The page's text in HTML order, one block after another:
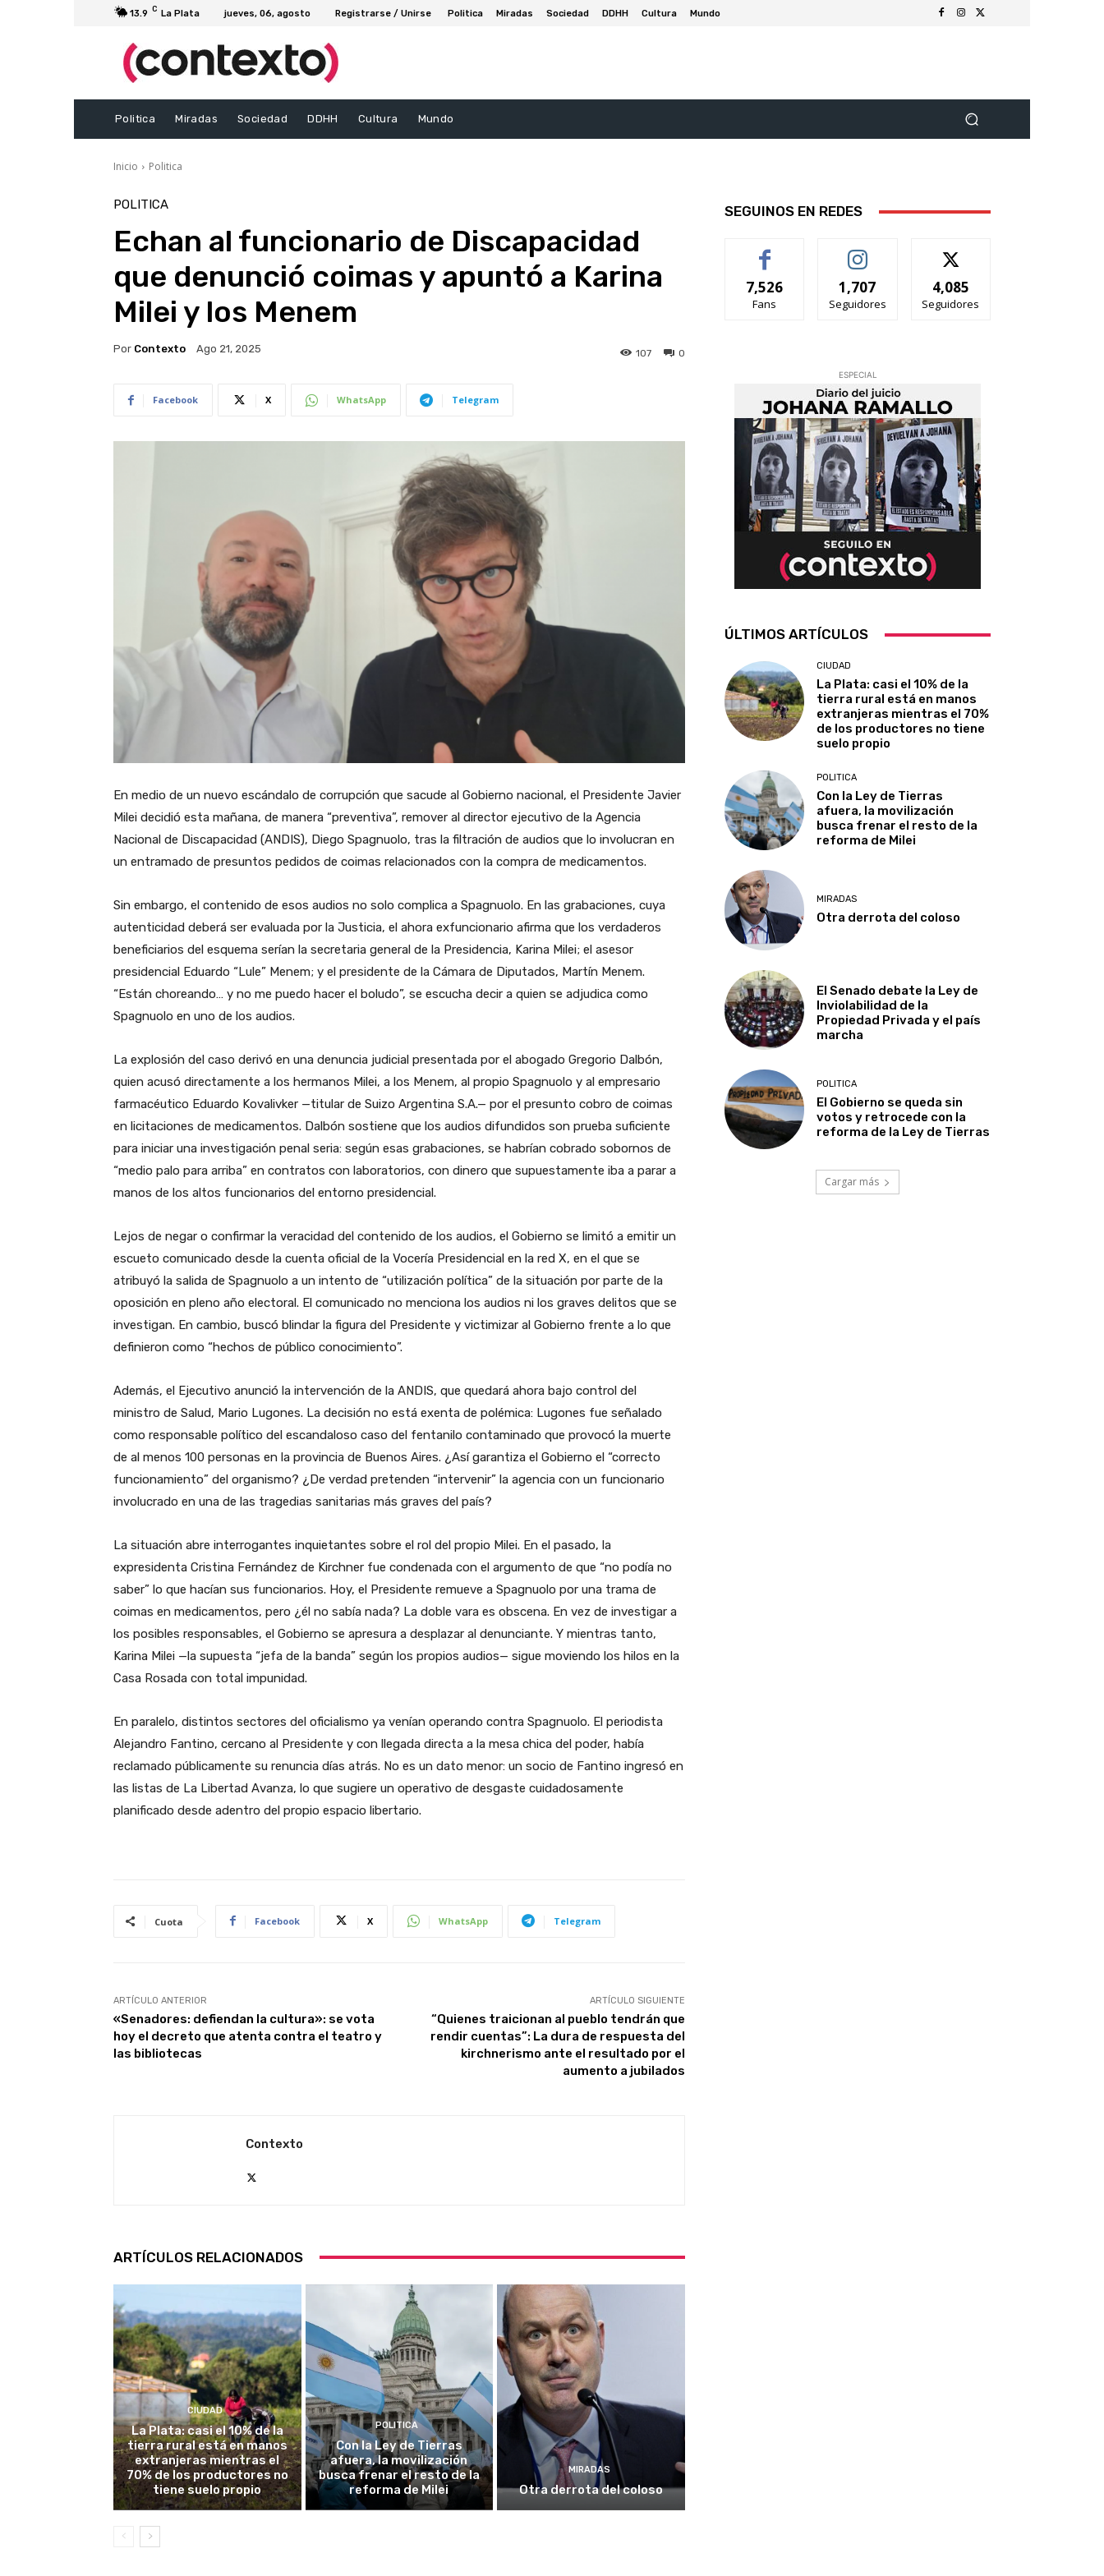
13.9 C La Plata jueves, 06, agosto Registrarse / Unirse Politica Miradas Sociedad DDHH Cultura Mundo
Politica Miradas Sociedad DDHH Cultura Mundo
Inicio Politica
POLITICA
Echan al funcionario de Discapacidad
que denunció coimas y apuntó a Karina
Milei y los Menem
Por Contexto Ago 21, 2025 0
107
Facebook X WhatsApp Telegram
En medio de un nuevo escándalo de corrupción que sacude al Gobierno nacional, el Presidente Javier
Milei decidió esta mañana, de manera “preventiva”, remover al director ejecutivo de la Agencia
Nacional de Discapacidad (ANDIS), Diego Spagnuolo, tras la filtración de audios que lo involucran en
un entramado de presuntos pedidos de coimas relacionados con la compra de medicamentos.
Sin embargo, el contenido de esos audios no solo complica a Spagnuolo. En las grabaciones, cuya
autenticidad deberá ser evaluada por la Justicia, el ahora exfuncionario afirma que los verdaderos
beneficiarios del esquema serían la secretaria general de la Presidencia, Karina Milei; el asesor
presidencial Eduardo “Lule” Menem; y el presidente de la Cámara de Diputados, Martín Menem.
“Están choreando… y no me puedo hacer el boludo”, se escucha decir a quien se adjudica como
Spagnuolo en uno de los audios.
La explosión del caso derivó en una denuncia judicial presentada por el abogado Gregorio Dalbón,
quien acusó directamente a los hermanos Milei, a los Menem, al propio Spagnuolo y al empresario
farmacéutico Eduardo Kovalivker —titular de Suizo Argentina S.A.— por el presunto cobro de coimas
en licitaciones de medicamentos. Dalbón sostiene que los audios difundidos son prueba suficiente
para iniciar una investigación penal seria: según esas grabaciones, se habrían cobrado sobornos de
“medio palo para arriba” en contratos con laboratorios, con dinero que supuestamente iba a parar a
manos de los altos funcionarios del entorno presidencial.
Lejos de negar o confirmar la veracidad del contenido de los audios, el Gobierno se limitó a emitir un
escueto comunicado desde la cuenta oficial de la Vocería Presidencial en la red X, en el que se
atribuyó la salida de Spagnuolo a un intento de “utilización política” de la situación por parte de la
oposición en pleno año electoral. El comunicado no menciona los audios ni los graves delitos que se
investigan. En cambio, buscó blindar la figura del Presidente y victimizar al Gobierno frente a lo que
definieron como “hechos de público conocimiento”.
Además, el Ejecutivo anunció la intervención de la ANDIS, que quedará ahora bajo control del
ministro de Salud, Mario Lugones. La decisión no está exenta de polémica: Lugones fue señalado
como responsable político del escandaloso caso del fentanilo contaminado que provocó la muerte
de al menos 100 personas en la provincia de Buenos Aires. ¿Así garantiza el Gobierno el “correcto
funcionamiento” del organismo? ¿De verdad pretenden “intervenir” la agencia con un funcionario
involucrado en una de las tragedias sanitarias más graves del país?
La situación abre interrogantes inquietantes sobre el rol del propio Milei. En el pasado, la
expresidenta Cristina Fernández de Kirchner fue condenada con el argumento de que “no podía no
saber” lo que hacían sus funcionarios. Hoy, el Presidente remueve a Spagnuolo por una trama de
coimas en medicamentos, pero ¿él no sabía nada? La doble vara es obscena. En vez de investigar a
los posibles responsables, el Gobierno se apresura a desplazar al denunciante. Y mientras tanto,
Karina Milei —la supuesta “jefa de la banda” según los propios audios— sigue moviendo los hilos en la
Casa Rosada con total impunidad.
En paralelo, distintos sectores del oficialismo ya venían operando contra Spagnuolo. El periodista
Alejandro Fantino, cercano al Presidente y con llegada directa a la mesa chica del poder, había
reclamado públicamente su renuncia días atrás. No es un dato menor: un socio de Fantino ingresó en
las listas de La Libertad Avanza, lo que sugiere un operativo de desgaste cuidadosamente
planificado desde adentro del propio espacio libertario.
Cuota Facebook X WhatsApp Telegram
ARTÍCULO ANTERIOR
«Senadores: defiendan la cultura»: se vota
hoy el decreto que atenta contra el teatro y
las bibliotecas
ARTÍCULO SIGUIENTE
“Quienes traicionan al pueblo tendrán que
rendir cuentas”: La dura de respuesta del
kirchnerismo ante el resultado por el
aumento a jubilados
Contexto
ARTÍCULOS RELACIONADOS
CIUDAD
La Plata: casi el 10% de la
tierra rural está en manos
extranjeras mientras el
70% de los productores no
tiene suelo propio
POLITICA
Con la Ley de Tierras
afuera, la movilización
busca frenar el resto de la
reforma de Milei
MIRADAS
Otra derrota del coloso
SEGUINOS EN REDES
7,526
Fans
1,707
Seguidores
4,085
Seguidores
ESPECIAL
ÚLTIMOS ARTÍCULOS
CIUDAD
La Plata: casi el 10% de la
tierra rural está en manos
extranjeras mientras el 70%
de los productores no tiene
suelo propio
POLITICA
Con la Ley de Tierras
afuera, la movilización
busca frenar el resto de la
reforma de Milei
MIRADAS
Otra derrota del coloso
El Senado debate la Ley de
Inviolabilidad de la
Propiedad Privada y el país
marcha
POLITICA
El Gobierno se queda sin
votos y retrocede con la
reforma de la Ley de Tierras
Cargar más